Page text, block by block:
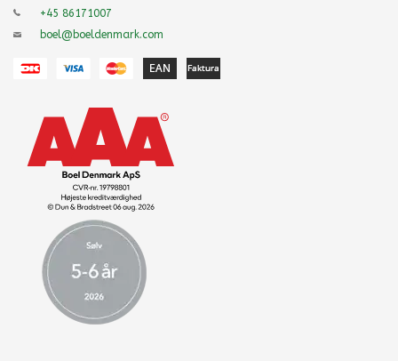
+45 86171007
boel@boeldenmark.com